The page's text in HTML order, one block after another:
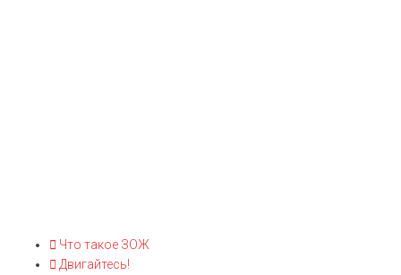
Что такое ЗОЖ
Двигайтесь!